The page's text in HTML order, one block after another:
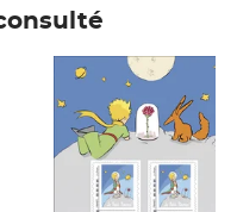
Prix 7,50€